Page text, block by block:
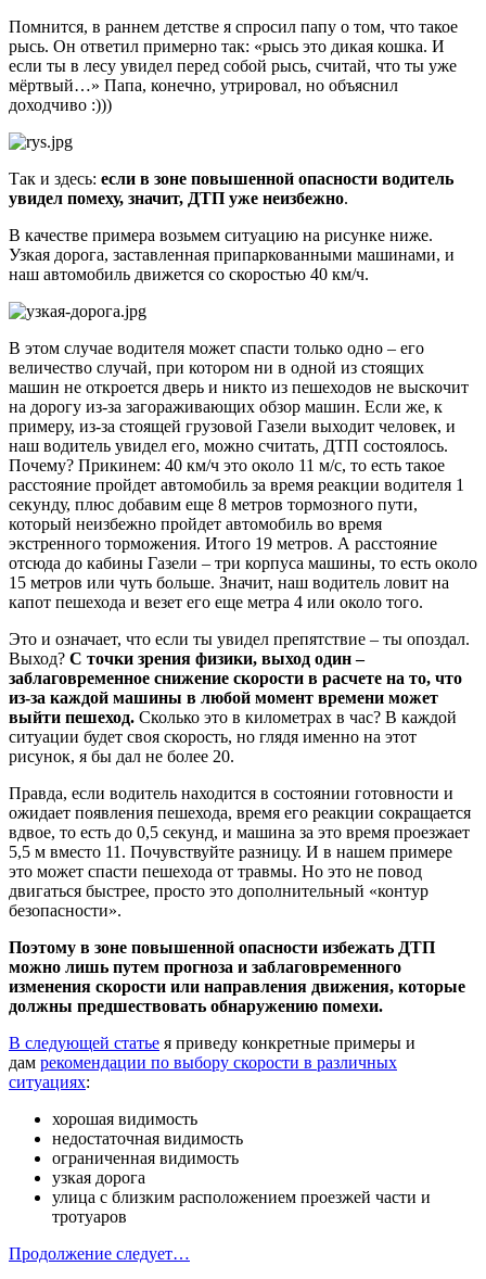
Помнится, в раннем детстве я спросил папу о том, что такое
рысь. Он ответил примерно так: «рысь это дикая кошка. И
если ты в лесу увидел перед собой рысь, считай, что ты уже
мёртвый…» Папа, конечно, утрировал, но объяснил
доходчиво :)))
Так и здесь: если в зоне повышенной опасности водитель
увидел помеху, значит, ДТП уже неизбежно.
В качестве примера возьмем ситуацию на рисунке ниже.
Узкая дорога, заставленная припаркованными машинами, и
наш автомобиль движется со скоростью 40 км/ч.
В этом случае водителя может спасти только одно – его
величество случай, при котором ни в одной из стоящих
машин не откроется дверь и никто из пешеходов не выскочит
на дорогу из-за загораживающих обзор машин. Если же, к
примеру, из-за стоящей грузовой Газели выходит человек, и
наш водитель увидел его, можно считать, ДТП состоялось.
Почему? Прикинем: 40 км/ч это около 11 м/с, то есть такое
расстояние пройдет автомобиль за время реакции водителя 1
секунду, плюс добавим еще 8 метров тормозного пути,
который неизбежно пройдет автомобиль во время
экстренного торможения. Итого 19 метров. А расстояние
отсюда до кабины Газели – три корпуса машины, то есть около
15 метров или чуть больше. Значит, наш водитель ловит на
капот пешехода и везет его еще метра 4 или около того.
Это и означает, что если ты увидел препятствие – ты опоздал.
Выход? С точки зрения физики, выход один –
заблаговременное снижение скорости в расчете на то, что
из-за каждой машины в любой момент времени может
выйти пешеход. Сколько это в километрах в час? В каждой
ситуации будет своя скорость, но глядя именно на этот
рисунок, я бы дал не более 20.
Правда, если водитель находится в состоянии готовности и
ожидает появления пешехода, время его реакции сокращается
вдвое, то есть до 0,5 секунд, и машина за это время проезжает
5,5 м вместо 11. Почувствуйте разницу. И в нашем примере
это может спасти пешехода от травмы. Но это не повод
двигаться быстрее, просто это дополнительный «контур
безопасности».
Поэтому в зоне повышенной опасности избежать ДТП
можно лишь путем прогноза и заблаговременного
изменения скорости или направления движения, которые
должны предшествовать обнаружению помехи.
В следующей статье я приведу конкретные примеры и
дам рекомендации по выбору скорости в различных
ситуациях:
хорошая видимость
недостаточная видимость
ограниченная видимость
узкая дорога
улица с близким расположением проезжей части и
тротуаров
Продолжение следует…